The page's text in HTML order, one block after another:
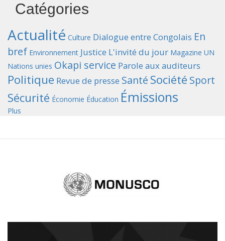
Catégories
Actualité Culture Dialogue entre Congolais En
bref Environnement Justice L'invité du jour Magazine UN
Nations unies Okapi service Parole aux auditeurs
Politique Revue de presse Santé Société Sport
Sécurité Économie Éducation Émissions
Plus